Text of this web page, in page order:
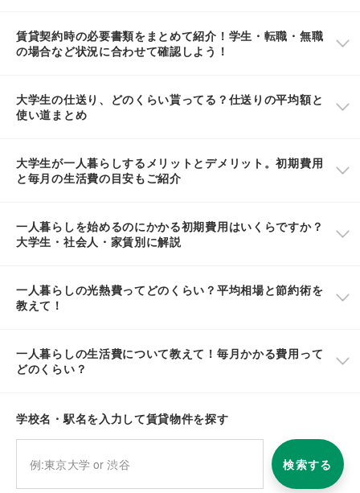
賃貸契約時の必要書類をまとめて紹介！学生・転職・無職
の場合など状況に合わせて確認しよう！
大学生の仕送り、どのくらい貰ってる？仕送りの平均額と
使い道まとめ
大学生が一人暮らしするメリットとデメリット。初期費用
と毎月の生活費の目安もご紹介
一人暮らしを始めるのにかかる初期費用はいくらですか？
大学生・社会人・家賃別に解説
一人暮らしの光熱費ってどのくらい？平均相場と節約術を
教えて！
一人暮らしの生活費について教えて！毎月かかる費用って
どのくらい？
学校名・駅名を入力して賃貸物件を探す
検索する